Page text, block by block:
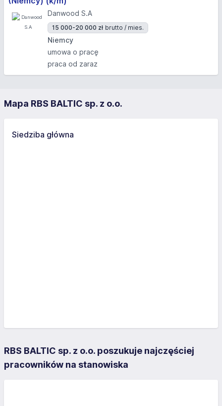
Danwood S.A
15 000-20 000 zł brutto / mies.
Niemcy
umowa o pracę
praca od zaraz
Mapa RBS BALTIC sp. z o.o.
Siedziba główna
RBS BALTIC sp. z o.o. poszukuje najczęściej
pracowników na stanowiska